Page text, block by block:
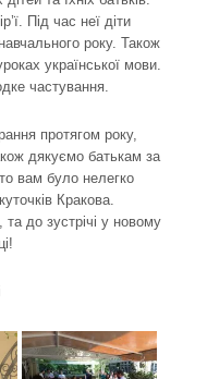
Під час неї діти
року. Також
української мови.
частування.
протягом року,
дякуємо батькам за
вам було нелегко
Кракова.
до зустрічі у новому